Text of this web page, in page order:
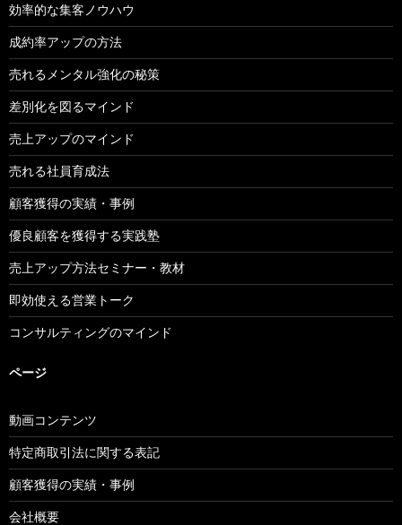
効率的な集客ノウハウ
成約率アップの方法
売れるメンタル強化の秘策
差別化を図るマインド
売上アップのマインド
売れる社員育成法
顧客獲得の実績・事例
優良顧客を獲得する実践塾
売上アップ方法セミナー・教材
即効使える営業トーク
コンサルティングのマインド
ページ
動画コンテンツ
特定商取引法に関する表記
顧客獲得の実績・事例
会社概要